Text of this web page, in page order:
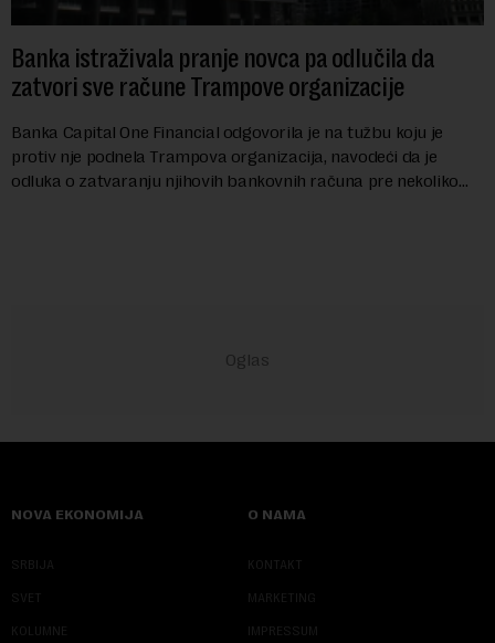
Banka istraživala pranje novca pa odlučila da
zatvori sve račune Trampove organizacije
Banka Capital One Financial odgovorila je na tužbu koju je
protiv nje podnela Trampova organizacija, navodeći da je
odluka o zatvaranju njihovih bankovnih računa pre nekoliko
NOVA EKONOMIJA
SRBIJA
SVET
KOLUMNE
O NAMA
KONTAKT
MARKETING
IMPRESSUM